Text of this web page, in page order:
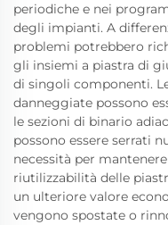
periodiche e nei
degli impianti. A
problemi potrebbero
gli insiemi a piastra di
di singoli componenti.
danneggiate possono
le sezioni di binario
possono essere serrati
necessità per
riutilizzabilità delle
un ulteriore valore
vengono spostate o